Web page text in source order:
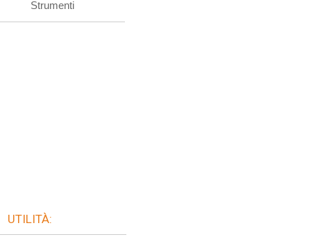
Strumenti
UTILITÀ: